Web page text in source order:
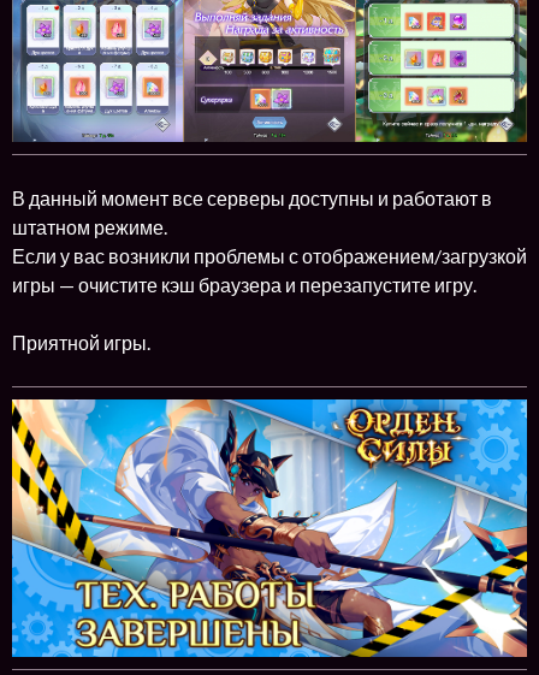
В данный момент все серверы доступны и работают в
штатном режиме.
Если у вас возникли проблемы с отображением/загрузкой
игры — очистите кэш браузера и перезапустите игру.
Приятной игры.